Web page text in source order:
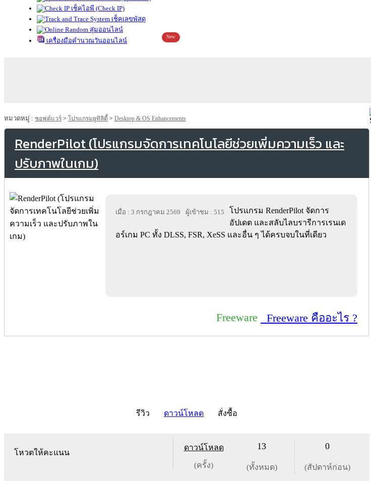
เช็คไอพี (Check IP)
เช็คเลขพัสดุ
สุ่มออนไลน์
เครื่องมือคำนวณวันออนไลน์
New
หมวดหมู่ : ซอฟต์แวร์ > โปรแกรมยูทิลิตี้ > Desktop & OS Enhancements
RenderPilot (โปรแกรมจัดการเทคโนโลยีช่วยเพิ่มความเร็ว และ
ปรับภาพในเกม)
เมื่อ : 3 กรกฎาคม 2569 ผู้เข้าชม : 515
โปรแกรม RenderPilot จัดการ
อัปเดต และสลับไลบรารีการเรนเด
อร์เกม PC ทั้ง DLSS, FSR, XeSS และอื่น ๆ ได้ครบจบในที่เดียว
Freeware Freeware คืออะไร ?
รีวิว ดาวน์โหลด สั่งซื้อ
โหวตให้คะแนน
ดาวน์โหลด
(ครั้ง)
13
(ทั้งหมด)
0
(สัปดาห์ก่อน)